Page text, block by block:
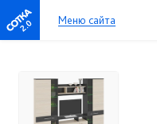
2.0 Меню сайта